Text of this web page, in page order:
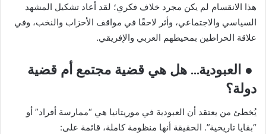
هذا الانقسام لم يكن مجرد خلاف فكري؛ لقد أعاد تشكيل المشهد
السياسي والاجتماعي، وأثر لاحقًا في مواقف الأحزاب والنخب، وفي
علاقة الحراطين بمحيطهم العربي والإفريقي.
● العبودية… هل هي قضية مجتمع أم قضية
دولة؟
يُخطئ من يعتقد أن العبودية في موريتانيا هي “ممارسة أفراد” أو
“بقايا تاريخية”. الحقيقة أنها منظومة كاملة، قائمة على: